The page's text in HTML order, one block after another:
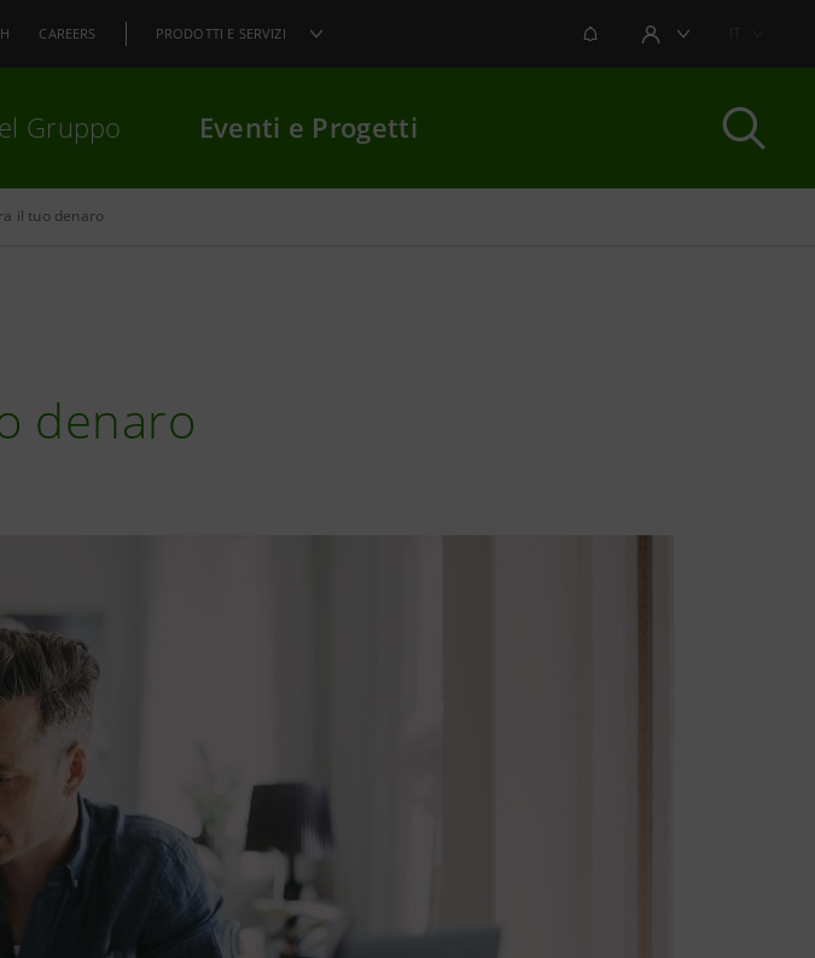
CAREERS PRODOTTI E SERVIZI NOTIFICHEAREA UTENTE
Gruppo Eventi e Progetti
il tuo denaro
denaro